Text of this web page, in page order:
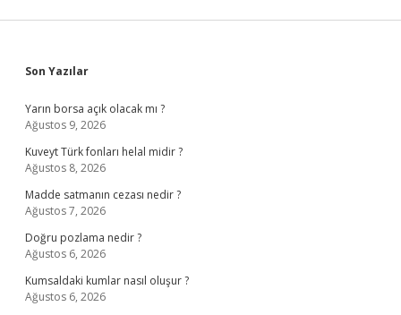
Sidebar
Son Yazılar
Yarın borsa açık olacak mı ?
Ağustos 9, 2026
Kuveyt Türk fonları helal midir ?
Ağustos 8, 2026
Madde satmanın cezası nedir ?
Ağustos 7, 2026
Doğru pozlama nedir ?
Ağustos 6, 2026
Kumsaldaki kumlar nasıl oluşur ?
Ağustos 6, 2026